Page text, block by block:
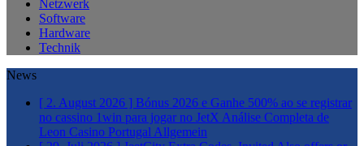
Netzwerk
Software
Hardware
Technik
News
[ 2. August 2026 ] Bónus 2026 e Ganhe 500% ao se registrar
no cassino 1win para jogar no JetX Análise Completa de
Leon Casino Portugal Allgemein